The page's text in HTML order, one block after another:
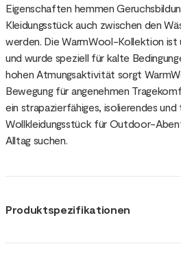
Eigenschaften hemmen
Kleidungsstück auch zwischen den
werden. Die WarmWool-Kollektion
und wurde speziell für kalte
hohen Atmungsaktivität sorgt
Bewegung für angenehmen
ein strapazierfähiges, isolierendes
Wollkleidungsstück für Outdoor-
Alltag suchen.
Produktspezifikationen